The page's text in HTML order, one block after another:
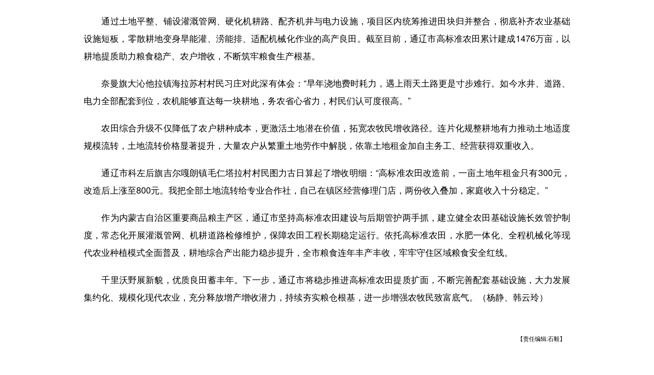
通过土地平整、铺设灌溉管网、硬化机耕路、配齐机井与电力设施，项目区内统筹推进田块归并整合，彻底补齐农业基础
设施短板，零散耕地变身旱能灌、涝能排、适配机械化作业的高产良田。截至目前，通辽市高标准农田累计建成1476万亩，以
耕地提质助力粮食稳产、农户增收，不断筑牢粮食生产根基。
奈曼旗大沁他拉镇海拉苏村村民习庄对此深有体会：“早年浇地费时耗力，遇上雨天土路更是寸步难行。如今水井、道路、
电力全部配套到位，农机能够直达每一块耕地，务农省心省力，村民们认可度很高。”
农田综合升级不仅降低了农户耕种成本，更激活土地潜在价值，拓宽农牧民增收路径。连片化规整耕地有力推动土地适度
规模流转，土地流转价格显著提升，大量农户从繁重土地劳作中解脱，依靠土地租金加自主务工、经营获得双重收入。
通辽市科左后旗吉尔嘎朗镇毛仁塔拉村村民图力古日算起了增收明细：“高标准农田改造前，一亩土地年租金只有300元，
改造后上涨至800元。我把全部土地流转给专业合作社，自己在镇区经营修理门店，两份收入叠加，家庭收入十分稳定。”
作为内蒙古自治区重要商品粮主产区，通辽市坚持高标准农田建设与后期管护两手抓，建立健全农田基础设施长效管护制
度，常态化开展灌溉管网、机耕道路检修维护，保障农田工程长期稳定运行。依托高标准农田，水肥一体化、全程机械化等现
代农业种植模式全面普及，耕地综合产出能力稳步提升，全市粮食连年丰产丰收，牢牢守住区域粮食安全红线。
千里沃野展新貌，优质良田蓄丰年。下一步，通辽市将稳步推进高标准农田提质扩面，不断完善配套基础设施，大力发展
集约化、规模化现代农业，充分释放增产增收潜力，持续夯实粮仓根基，进一步增强农牧民致富底气。（杨静、韩云玲）
【责任编辑:石毅】